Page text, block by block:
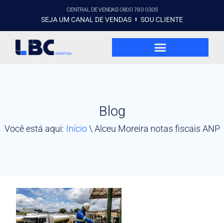
CENTRAL DE VENDAS 0800 760 0305
SEJA UM CANAL DE VENDAS SOU CLIENTE
Blog
Você está aqui: Início\ Alceu Moreira notas fiscais ANP